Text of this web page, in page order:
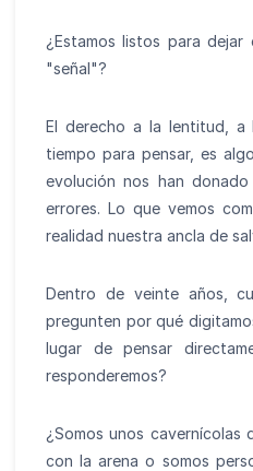
¿Estamos listos para
"señal"?
El derecho a la lentitud, a
tiempo para pensar, es
evolución nos han
errores. Lo que vemos
realidad nuestra ancla de
Dentro de veinte años,
pregunten por qué
lugar de pensar
responderemos?
¿Somos unos cavernícolas
con la arena o somos